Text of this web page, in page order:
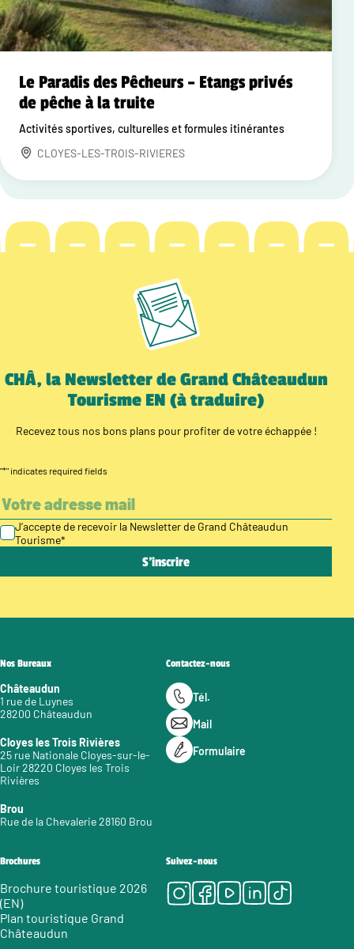
Le Paradis des Pêcheurs – Etangs privés
de pêche à la truite
Activités sportives, culturelles et formules itinérantes
CLOYES-LES-TROIS-RIVIERES
CHÂ, la Newsletter de Grand Châteaudun
Tourisme EN (à traduire)
Recevez tous nos bons plans pour profiter de votre échappée !
"*" indicates required fields
J’accepte de recevoir la Newsletter de Grand Châteaudun
Tourisme*
Nos Bureaux
Châteaudun
1 rue de Luynes
28200 Châteaudun
Cloyes les Trois Rivières
25 rue Nationale Cloyes-sur-le-
Loir 28220 Cloyes les Trois
Rivières
Brou
Rue de la Chevalerie 28160 Brou
Contactez-nous
Tél.
Mail
Formulaire
Brochures
Brochure touristique 2026
(EN)
Plan touristique Grand
Châteaudun
Suivez-nous
Instagram
Facebook
Youtube
LinkedIn
Tiktok